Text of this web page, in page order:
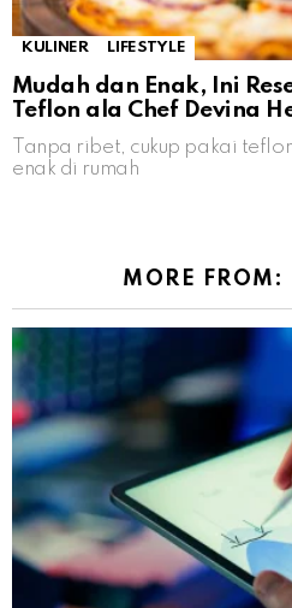
KULINER LIFESTYLE
Mudah dan Enak, Ini
Teflon ala Chef Devina
Tanpa ribet, cukup pakai
enak di rumah
MORE FROM: